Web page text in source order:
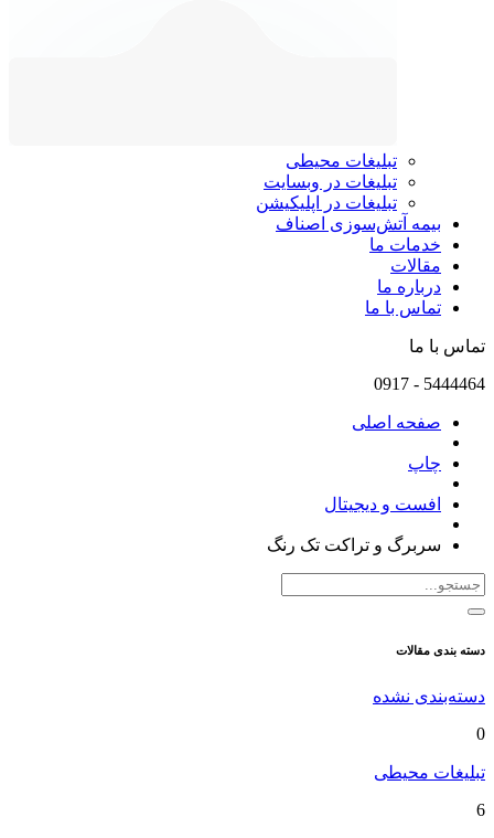
تبلیغات محیطی
تبلیغات در وبسایت
تبلیغات در اپلیکیشن
بیمه آتش‌سوزی اصناف
خدمات ما
مقالات
درباره ما
تماس با ما
تماس با ما
5444464
-
0917
صفحه اصلی
چاپ
افست و دیجیتال
سربرگ و تراکت تک رنگ
دسته بندی مقالات
دسته‌بندی نشده
0
تبلیغات محیطی
6